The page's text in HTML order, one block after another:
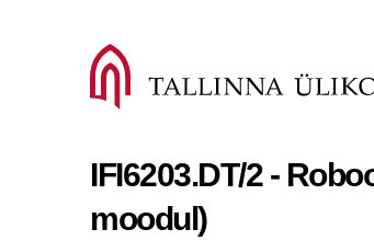
IFI6203.DT/2 -
moodul)